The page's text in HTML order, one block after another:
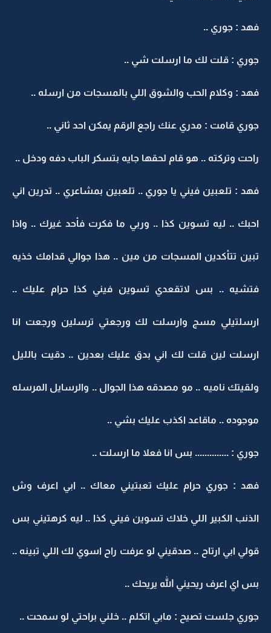
فهد : جوري ..
جوري : قلت لك ما ارسلت شي ..
فهد : وكلام الحب والشوق اللي بالمسجات من ارسله ..
جوري قامت : مدري عنك راجع الرقم يمكن احد ثاني ..
راحت وتركته .. هو قام لحقها جايه بتسكر الباب دفه ودخل ..
فهد : تلعبين فيني يا جوري .. تلعبين بمشاعري .. تدرين اني
احبك .. ليه تسوين كذا .. وربي ما فكرت فأحد غيرك .. واذا
تبين تتأكدين المسجات من مين .. هذا جوالي قدامك خذيه
فتشيه .. بس لاتقعدي تسوين فيني كذا حرام عليك ..
ارسلتيلي مسج وارسلت لك ورجعتي ترسلين ورجعت انا
ارسلت لين قلت لك اني بدق عليك بعدين .. دقيت بالليل
ولقيتك ناميه .. مو مصدقه هذا الجوال .. والرسايل المرسله
موجوده .. ماقاعد اكذب عليك بشي ..
جوري : .............. بس انا فعلا ما ارسلت ..
فهد : جوري حرام عليك تعبتيني معاك .. ابي اعرف وش
الذنب الكبير اللي خلاك تسوين فيني كذا .. ليه كرهتيني بس
قولي ابي ارتاح .. صدقيني لو عرفت راح اسوي لك اللي تبينه ..
بس اي اعرف ريحيني الله يريحك ..
جوري جلست تصيح : مابي اتكلم .. خلني براحتي لو سمحت ..